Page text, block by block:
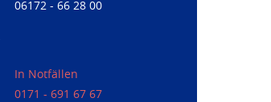
06172 - 66 28 00
In Notfällen
0171 - 691 67 67